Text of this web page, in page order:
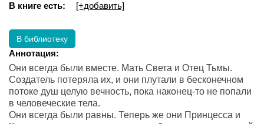
В книге есть: [+добавить]
В библиотеку
Аннотация:
Они всегда были вместе. Мать Света и Отец Тьмы.
Создатель потеряла их, и они плутали в бесконечном
потоке душ целую вечность, пока наконец-то не попали
в человеческие тела.
Они всегда были равны. Теперь же они Принцесса и